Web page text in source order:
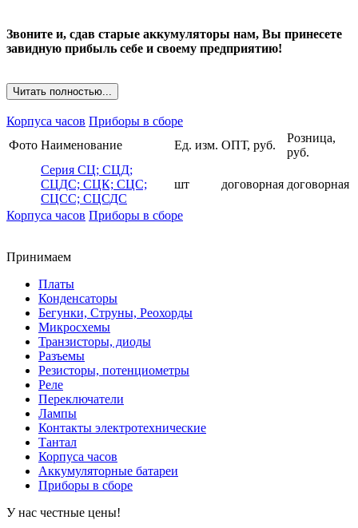
Звоните и, сдав старые аккумуляторы нам, Вы принесете
завидную прибыль себе и своему предприятию!
Читать полностью...
Корпуса часов Приборы в сборе
Фото Наименование Ед. изм. ОПТ, руб.
Розница,
руб.
Серия СЦ; СЦД;
СЦДС; СЦК; СЦС;
СЦСС; СЦСДС
шт договорная договорная
Корпуса часов Приборы в сборе
Принимаем
Платы
Конденсаторы
Бегунки, Струны, Реохорды
Микросхемы
Транзисторы, диоды
Разъемы
Резисторы, потенциометры
Реле
Переключатели
Лампы
Контакты электротехнические
Тантал
Корпуса часов
Аккумуляторные батареи
Приборы в сборе
У нас честные цены!